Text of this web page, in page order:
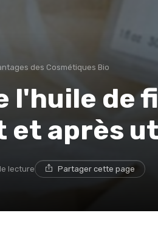
des Cosmétiques Bio
l'huile de
et après
lecture Partager cette page